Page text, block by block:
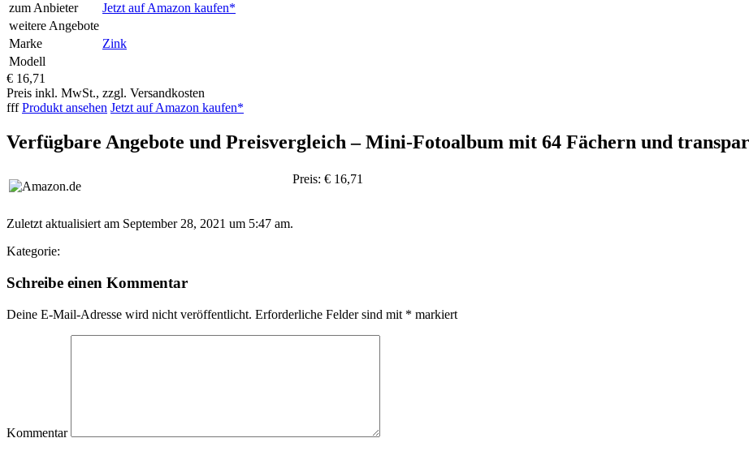
zum Anbieter
Jetzt auf Amazon kaufen*
weitere Angebote
Marke
Zink
Modell
€ 16,71
Preis inkl. MwSt., zzgl. Versandkosten
fffProdukt ansehen Jetzt auf Amazon kaufen*
Verfügbare Angebote und Preisvergleich – Mini-Fotoalbum mit 64 Fächern und
Preis: € 16,71
Zuletzt aktualisiert am September 28, 2021 um 5:47 am.
Kategorie:
Schreibe einen Kommentar
Deine E-Mail-Adresse wird nicht veröffentlicht. Erforderliche Felder sind mit * markiert
Kommentar